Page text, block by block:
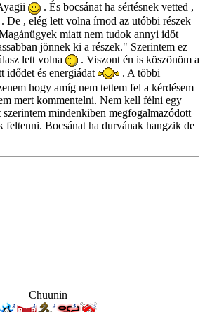
. És bocsánat ha sértésnek vetted ,
. De , elég lett volna írnod az utóbbi részek
miatt nem tudok annyi időt
jönnek ki a részek." Szerintem ez
lett volna
. Viszont én is köszönöm a
idődet és energiádat
. A többi
hogy amíg nem tettem fel a kérdésem
mert kommentelni. Nem kell félni egy
mindenkiben megfogalmazódott
feltenni. Bocsánat ha durvának hangzik de
Chuunin